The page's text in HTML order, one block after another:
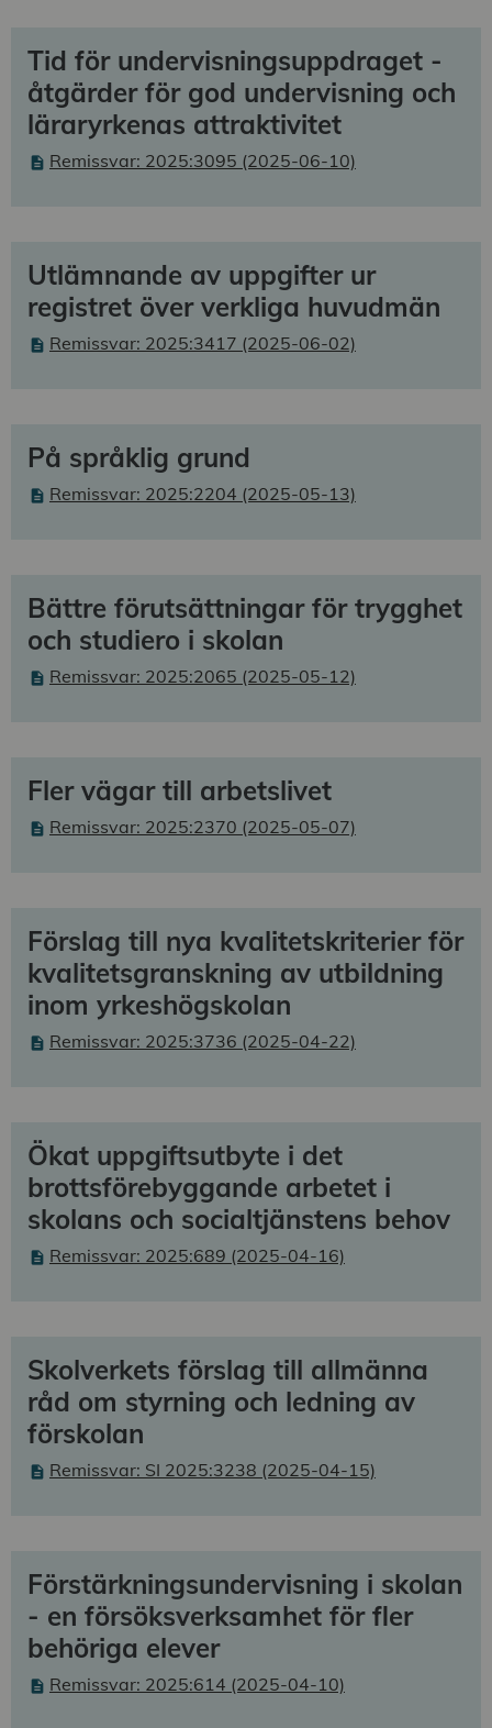
Tid för undervisningsuppdraget -
åtgärder för god undervisning och
läraryrkenas attraktivitet
Remissvar: 2025:3095 (2025-06-10)
Utlämnande av uppgifter ur
registret över verkliga huvudmän
Remissvar: 2025:3417 (2025-06-02)
På språklig grund
Remissvar: 2025:2204 (2025-05-13)
Bättre förutsättningar för trygghet
och studiero i skolan
Remissvar: 2025:2065 (2025-05-12)
Fler vägar till arbetslivet
Remissvar: 2025:2370 (2025-05-07)
Förslag till nya kvalitetskriterier för
kvalitetsgranskning av utbildning
inom yrkeshögskolan
Remissvar: 2025:3736 (2025-04-22)
Ökat uppgiftsutbyte i det
brottsförebyggande arbetet i
skolans och socialtjänstens behov
Remissvar: 2025:689 (2025-04-16)
Skolverkets förslag till allmänna
råd om styrning och ledning av
förskolan
Remissvar: SI 2025:3238 (2025-04-15)
Förstärkningsundervisning i skolan
- en försöksverksamhet för fler
behöriga elever
Remissvar: 2025:614 (2025-04-10)